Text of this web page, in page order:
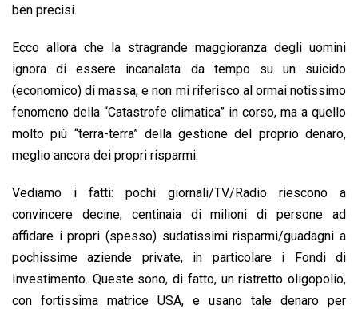
ben precisi.
Ecco allora che la stragrande maggioranza degli uomini
ignora di essere incanalata da tempo su un suicido
(economico) di massa, e non mi riferisco al ormai notissimo
fenomeno della “Catastrofe climatica” in corso, ma a quello
molto più “terra-terra” della gestione del proprio denaro,
meglio ancora dei propri risparmi.
Vediamo i fatti: pochi giornali/TV/Radio riescono a
convincere decine, centinaia di milioni di persone ad
affidare i propri (spesso) sudatissimi risparmi/guadagni a
pochissime aziende private, in particolare i Fondi di
Investimento. Queste sono, di fatto, un ristretto oligopolio,
con fortissima matrice USA, e usano tale denaro per